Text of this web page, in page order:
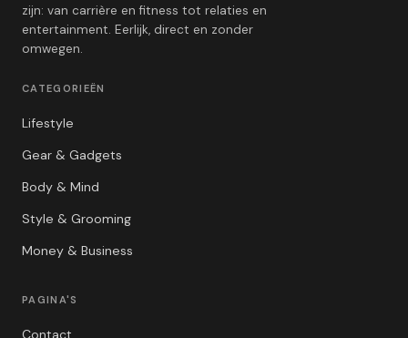
zijn: van carrière en fitness tot relaties en
entertainment. Eerlijk, direct en zonder
omwegen.
CATEGORIEËN
Lifestyle
Gear & Gadgets
Body & Mind
Style & Grooming
Money & Business
PAGINA'S
Contact